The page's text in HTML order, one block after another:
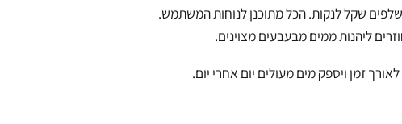
לאורך שנים.
וזהו. לוקח פחות מדקה. המסנן שומר על המים טעימים ונקיים כל הזמן.
שקל לנקות. הכל מתוכנן לנוחות המשתמש.